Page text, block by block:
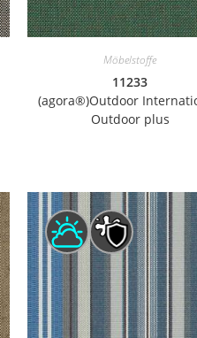
Möbelstoffe
11233
(agora®)Outdoor
Outdoor plus